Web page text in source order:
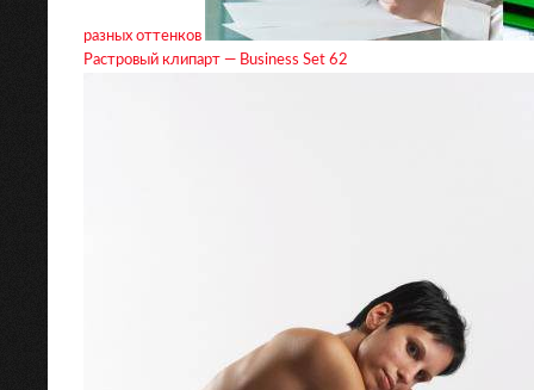
разных оттенков
Растровый клипарт — Business Set 62